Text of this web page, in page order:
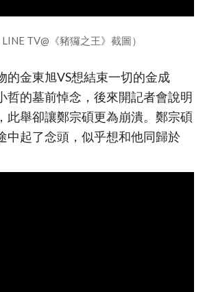
LINE TV@《豬玀之王》截圖）
的金東旭VS想結束一切的金成
哲的墓前悼念，後來開記者會說明
此舉卻讓鄭宗碩更為崩潰。鄭宗碩
中起了念頭，似乎想和他同歸於